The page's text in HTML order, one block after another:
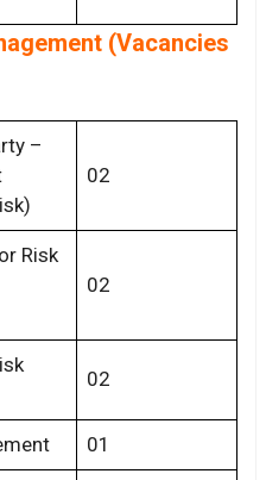
(Vacancies
–
02
Risk
02
02
01